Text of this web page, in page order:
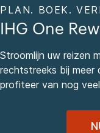
PLAN. BOEK.
IHG One
Stroomlijn uw reizen
rechtstreeks bij meer
profiteer van nog